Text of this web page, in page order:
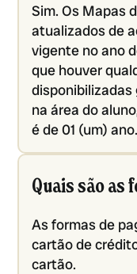
Sim. Os Mapas
atualizados de
vigente no ano
que houver
na área do
é de 01 (um) ano.
Quais são as
As formas de
cartão de
cartão.